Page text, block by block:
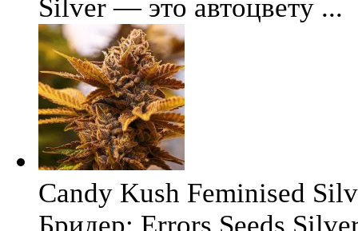
Silver — это автоцвету ...
Candy Kush Feminised